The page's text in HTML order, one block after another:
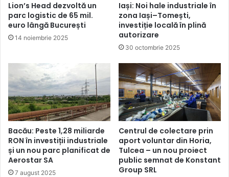
Lion’s Head dezvoltă un
parc logistic de 65 mil.
euro lângă București
14 noiembrie 2025
Iași: Noi hale industriale în
zona Iași–Tomești,
investiție locală în plină
autorizare
30 octombrie 2025
Bacău: Peste 1,28 miliarde
RON în investiții industriale
și un nou parc planificat de
Aerostar SA
7 august 2025
Centrul de colectare prin
aport voluntar din Horia,
Tulcea – un nou proiect
public semnat de Konstant
Group SRL